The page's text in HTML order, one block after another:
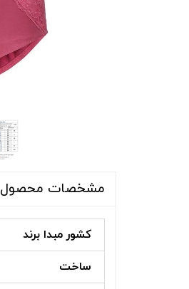
اکسسوری
مشخصات محصول
کشور مبدا برند
ساخت